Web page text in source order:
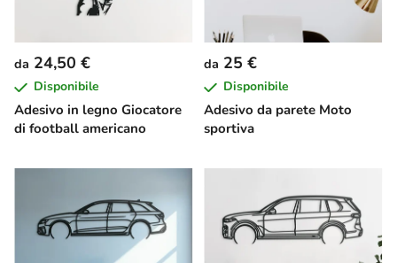
Adesivo in legno Giocatore
di football americano
da 24,50 €
Disponibile
Adesivo da parete Moto
sportiva
da 25 €
Disponibile